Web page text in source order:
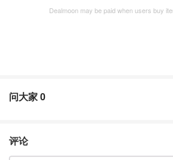
Dealmoon may be paid when users buy
问大家0
评论